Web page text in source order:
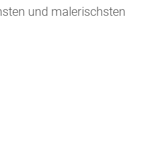
und malerischsten